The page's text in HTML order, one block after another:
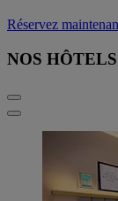
Réservez
NOS